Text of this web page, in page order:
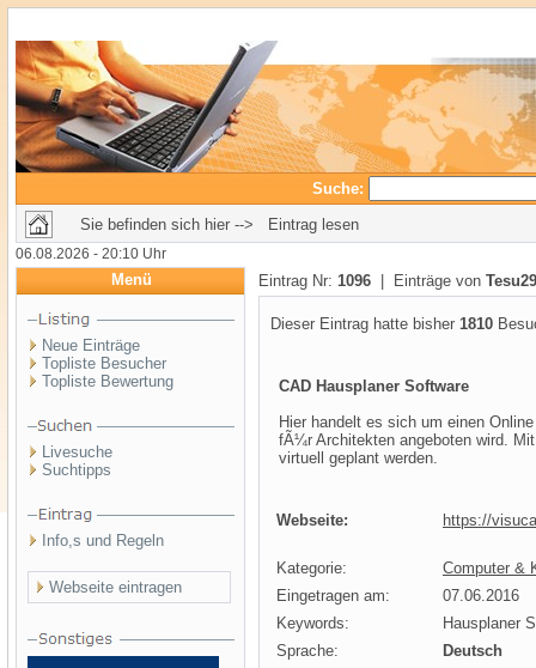
Suche:
Sie befinden sich hier --> Eintrag lesen
06.08.2026 - 20:10 Uhr
Menü
Neue Einträge
Topliste Besucher
Topliste Bewertung
Livesuche
Suchtipps
Info,s und Regeln
Webseite eintragen
Eintrag Nr: 1096 | Einträge von Tesu29
Dieser Eintrag hatte bisher 1810
CAD Hausplaner Software
Hier handelt es sich um einen
fÃ¼r Architekten angeboten wird.
virtuell geplant werden.
Webseite: https://
Kategorie:
Computer &
Eingetragen am:
07.06.2016
Keywords:
Hausplaner
Sprache:
Deutsch